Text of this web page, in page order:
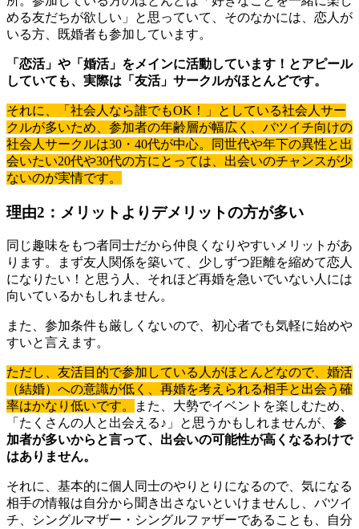
める友だちが欲しい」と思っていて、そのなかには、恋人が
いる方、既婚者も参加しています。
「恋活」や「婚活」をメインに活動しています！とアピール
していても、実際は「友活」サークルがほとんどです。
それに、「社会人なら誰でもOK！」としている社会人サー
クルが多いため、参加者の年齢層が幅広く、バツイチ向けの
社会人サークルは30・40代が中心。同世代や年下の異性と出
会いたい20代や30代の方にとっては、出会いのチャンスが少
ないのが実情です。
理由2：メリットよりデメリットの方が多い
同じ趣味をもつ者同士だから仲良くなりやすいメリットがあ
ります。まず友人関係を築いて、少しずつ距離を縮めて恋人
になりたい！と思う人、それほど再婚を急いでいない人には
向いているかもしれません。
また、参加条件も厳しくないので、初心者でも気軽に始めや
すいと言えます。
ただし、友活目的で参加している人がほとんどなので、婚活
（結婚）への意識が低く、再婚を考えられる相手と出会う確
率はかなり低いです。
また、大勢でイベントを楽しむため、
「たくさんの人と出会える♪」と思うかもしれませんが、 参
加者が多いからと言って、出会いの可能性が高くなるわけで
はありません。
それに、基本的に個人同士のやりとりになるので、気になる
相手の情報は自分から聞き出さないといけませんし、バツイ
チ、シングルマザー・シングルファザーであることも、自分